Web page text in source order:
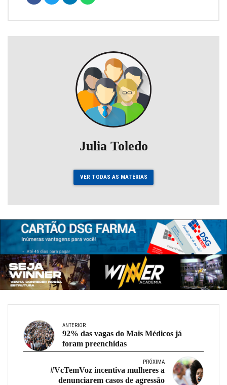
Julia Toledo
VER TODAS AS MATÉRIAS
ANTERIOR
92% das vagas do Mais Médicos já
foram preenchidas
PRÓXIMA
#VcTemVoz incentiva mulheres a
denunciarem casos de agressão